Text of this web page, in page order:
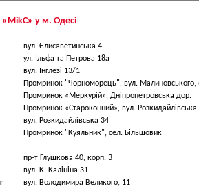
«МikС» у м. Одесі
вул. Єлисаветинська 4
ул. Ільфа та Петрова 18a
вул. Інглезі 13/1
Промринок "Чорноморець", вул. Малиновського,
Промринок «Меркурій», Дніпропетровська дор.
Промринок «Староконний», вул. Розкидайлівська
вул. Розкидайлівська 34
Промринок "Куяльник", сел. Більшовик
пр-т Глушкова 40, корп. 3
вул. К. Калініна 31
вул. Володимира Великого, 11